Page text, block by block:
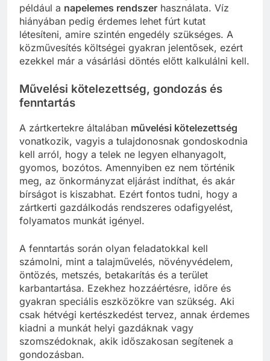
például a napelemes rendszer használata. Víz
hiányában pedig érdemes lehet fúrt kutat
létesíteni, amire szintén engedély szükséges. A
közművesítés költségei gyakran jelentősek, ezért
ezekkel már a vásárlási döntés előtt kalkulálni kell.
Művelési kötelezettség, gondozás és
fenntartás
A zártkertekre általában művelési kötelezettség
vonatkozik, vagyis a tulajdonosnak gondoskodnia
kell arról, hogy a telek ne legyen elhanyagolt,
gyomos, bozótos. Amennyiben ez nem történik
meg, az önkormányzat eljárást indíthat, és akár
bírságot is kiszabhat. Ezért fontos tudni, hogy a
zártkerti gazdálkodás rendszeres odafigyelést,
folyamatos munkát igényel.
A fenntartás során olyan feladatokkal kell
számolni, mint a talajművelés, növényvédelem,
öntözés, metszés, betakarítás és a terület
karbantartása. Ezekhez hozzáértésre, időre és
gyakran speciális eszközökre van szükség. Aki
csak hétvégi kertészkedést tervez, annak érdemes
kiadni a munkát helyi gazdáknak vagy
szomszédoknak, akik időszakosan segítenek a
gondozásban.